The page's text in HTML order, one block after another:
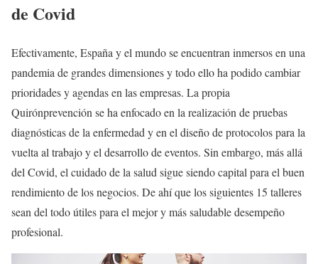
de Covid
Efectivamente, España y el mundo se encuentran inmersos en una
pandemia de grandes dimensiones y todo ello ha podido cambiar
prioridades y agendas en las empresas. La propia
Quirónprevención se ha enfocado en la realización de pruebas
diagnósticas de la enfermedad y en el diseño de protocolos para la
vuelta al trabajo y el desarrollo de eventos. Sin embargo, más allá
del Covid, el cuidado de la salud sigue siendo capital para el buen
rendimiento de los negocios. De ahí que los siguientes 15 talleres
sean del todo útiles para el mejor y más saludable desempeño
profesional.